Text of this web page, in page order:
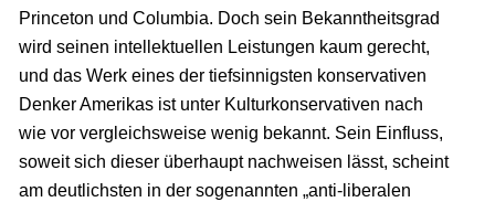
Princeton und Columbia. Doch sein Bekanntheitsgrad
wird seinen intellektuellen Leistungen kaum gerecht,
und das Werk eines der tiefsinnigsten konservativen
Denker Amerikas ist unter Kulturkonservativen nach
wie vor vergleichsweise wenig bekannt. Sein Einfluss,
soweit sich dieser überhaupt nachweisen lässt, scheint
am deutlichsten in der sogenannten „anti-liberalen